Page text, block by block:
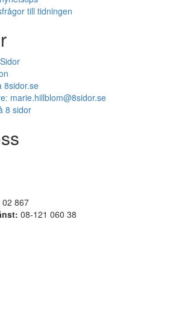
till tidningen
8sidor.se
marie.hillblom@8sidor.se
8 sidor
867
08-121 060 38